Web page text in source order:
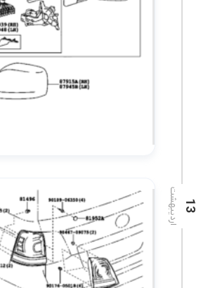
13 اردیبهشت